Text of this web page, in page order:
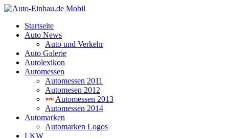
Startseite
Auto News
Auto und Verkehr
Auto Galerie
Autolexikon
Automessen
Automessen 2011
Automesen 2012
Automessen 2013
Automessen 2014
Automarken
Automarken Logos
LKW